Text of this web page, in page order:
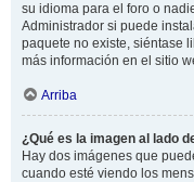
su idioma para el foro o
Administrador si puede
paquete no existe, siéntase
más información en el sitio
Arriba
¿Qué es la imagen al lado
Hay dos imágenes que
cuando esté viendo los